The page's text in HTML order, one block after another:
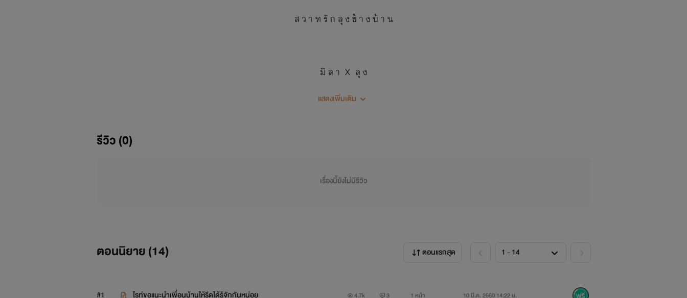
ส ว า ท รั ก ลุ ง ข้ า ง บ้ า น
มิ ล า X ลุ ง
แสดงเพิ่มเติม
รีวิว (0)
เรื่องนี้ยังไม่มีรีวิว
ตอนนิยาย (14) ตอนแรกสุด
#1 ไรท์ขอแนะนำเพื่อนบ้านให้รีดได้รู้จักกันหน่อย 4.7k 3 1 หน้า 10 มี.ค. 2560 14:22 น.